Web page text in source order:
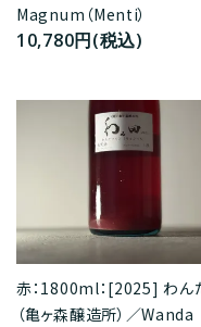
Magnum（Menti）
10,780円(税込)
赤：1800ml：[2025] わん
（亀ヶ森醸造所）／Wanda